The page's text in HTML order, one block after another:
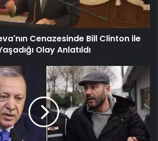
Cenazesinde Bill Clinton ile
Olay Anlatıldı